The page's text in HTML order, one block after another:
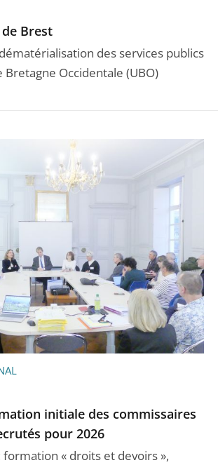
Brest
des services publics
Bretagne Occidentale (UBO)
initiale des commissaires
pour 2026
« droits et devoirs »,